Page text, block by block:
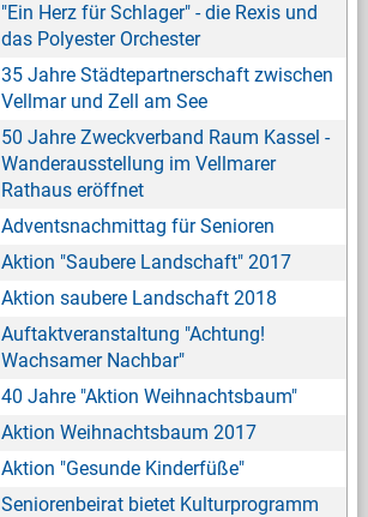
"Ein Herz für Schlager" - die Rexis und
das Polyester Orchester
35 Jahre Städtepartnerschaft zwischen
Vellmar und Zell am See
50 Jahre Zweckverband Raum Kassel -
Wanderausstellung im Vellmarer
Rathaus eröffnet
Adventsnachmittag für Senioren
Aktion "Saubere Landschaft" 2017
Aktion saubere Landschaft 2018
Auftaktveranstaltung "Achtung!
Wachsamer Nachbar"
40 Jahre "Aktion Weihnachtsbaum"
Aktion Weihnachtsbaum 2017
Aktion "Gesunde Kinderfüße"
Seniorenbeirat bietet Kulturprogramm